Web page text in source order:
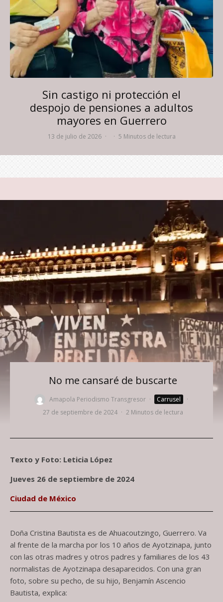
Sin castigo ni protección el
despojo de pensiones a adultos
mayores en Guerrero
13 de julio de 2026 · · 5 Minutos de lectura
No me cansaré de buscarte
Amapola Periodismo Transgresor · Carrusel
·
27 de septiembre de 2024 · 2 Minutos de lectura
Texto y Foto: Leticia López
Jueves 26 de septiembre de 2024
Ciudad de México
Doña Cristina Bautista es de Ahuacoutzingo, Guerrero. Va
al frente de la marcha por los 10 años de Ayotzinapa, junto
con las otras madres y otros padres y familiares de los 43
normalistas de Ayotzinapa desaparecidos. Con una gran
foto, sobre su pecho, de su hijo, Benjamín Ascencio
Bautista, explica: